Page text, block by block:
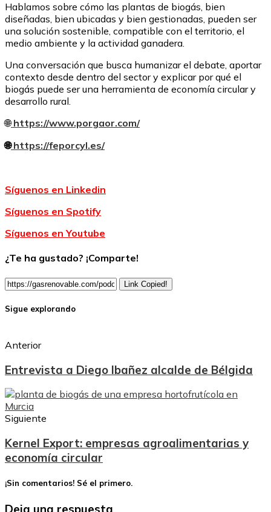
Hablamos sobre cómo las plantas de biogás, bien
diseñadas, bien ubicadas y bien gestionadas, pueden ser
una solución sostenible, compatible con el territorio, el
medio ambiente y la actividad ganadera.
Una conversación que busca humanizar el debate, aportar
contexto desde dentro del sector y explicar por qué el
biogás puede ser una herramienta de economía circular y
desarrollo rural.
🌐https://www.porgaor.com/
🌐https://feporcyl.es/
Síguenos en Linkedin
Síguenos en Spotify
Síguenos en Youtube
¿Te ha gustado? ¡Comparte!
Link Copied!
Sigue explorando
Anterior
Entrevista a Diego Ibañez alcalde de Bélgida
Siguiente
Kernel Export: empresas agroalimentarias y
economía circular
¡Sin comentarios! Sé el primero.
Deja una respuesta